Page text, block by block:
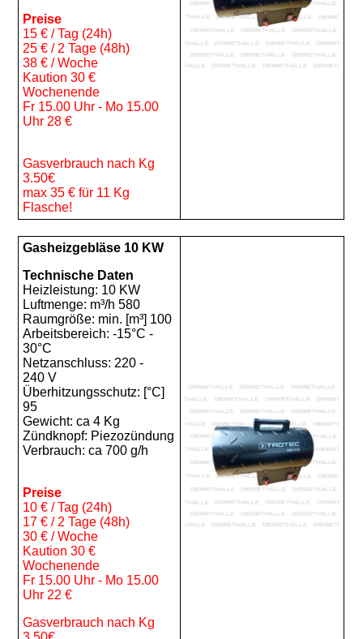
Preise
15 € / Tag (24h)
25 € / 2 Tage (48h)
38 € / Woche
Kaution 30 €
Wochenende
Fr 15.00 Uhr - Mo 15.00
Uhr 28 €
Gasverbrauch nach Kg
3.50€
max 35 € für 11 Kg
Flasche!
Gasheizgebläse 10 KW
Technische Daten
Heizleistung: 10 KW
Luftmenge: m³/h 580
Raumgröße: min. [m³] 100
Arbeitsbereich: -15°C -
30°C
Netzanschluss: 220 -
240 V
Überhitzungsschutz: [°C]
95
Gewicht: ca 4 Kg
Zündknopf: Piezozündung
Verbrauch: ca 700 g/h
Preise
10 € / Tag (24h)
17 € / 2 Tage (48h)
30 € / Woche
Kaution 30 €
Wochenende
Fr 15.00 Uhr - Mo 15.00
Uhr 22 €
Gasverbrauch nach Kg